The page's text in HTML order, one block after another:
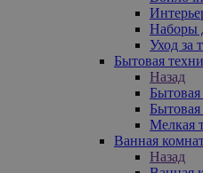
Наборы
Уход за
Бытовая
Назад
Бытовая
Бытовая
Мелкая
Ванная
Назад